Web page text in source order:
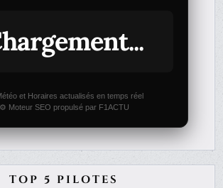
et Horaires actualisés en temps réel
⚙️ Moteur SEO propulsé par F1ACTU
TOP 5 PILOTES